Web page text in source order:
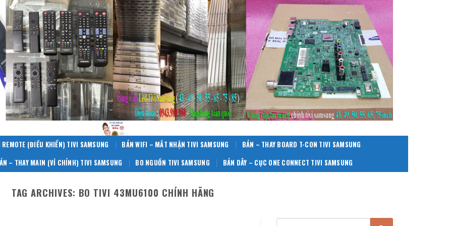
REMOTE (ĐIỀU KHIỂN) TIVI SAMSUNG BÁN WIFI – MẮT NHẬN TIVI SAMSUNG
BÁN – THAY BOARD T-CON TIVI SAMSUNG
– THAY MAIN (VỈ CHÍNH) TIVI SAMSUNG BO NGUỒN TIVI SAMSUNG BÁN DÂY – CỤC ONE CONNECT TIVI SAMSUNG
TAG ARCHIVES: BO TIVI 43MU6100 CHÍNH HÃNG